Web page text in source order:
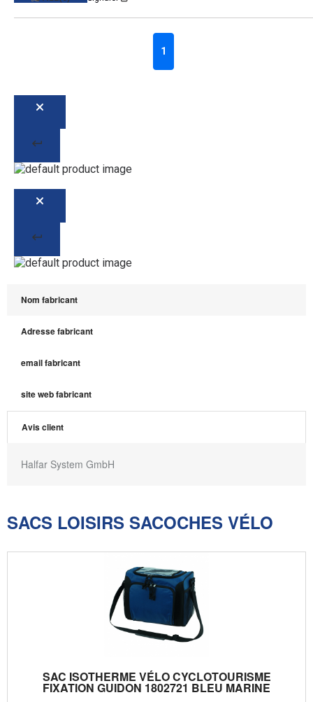
1
Nom fabricant
Adresse fabricant
email fabricant
site web fabricant
Avis client
Halfar System GmbH
SACS LOISIRS SACOCHES VÉLO
SAC ISOTHERME VÉLO CYCLOTOURISME
FIXATION GUIDON 1802721 BLEU MARINE